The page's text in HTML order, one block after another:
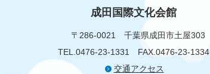
成田国際文化会館
〒286-0021 千葉県成田市土屋303
TEL.0476-23-1331 FAX.0476-23-1334
交通アクセス